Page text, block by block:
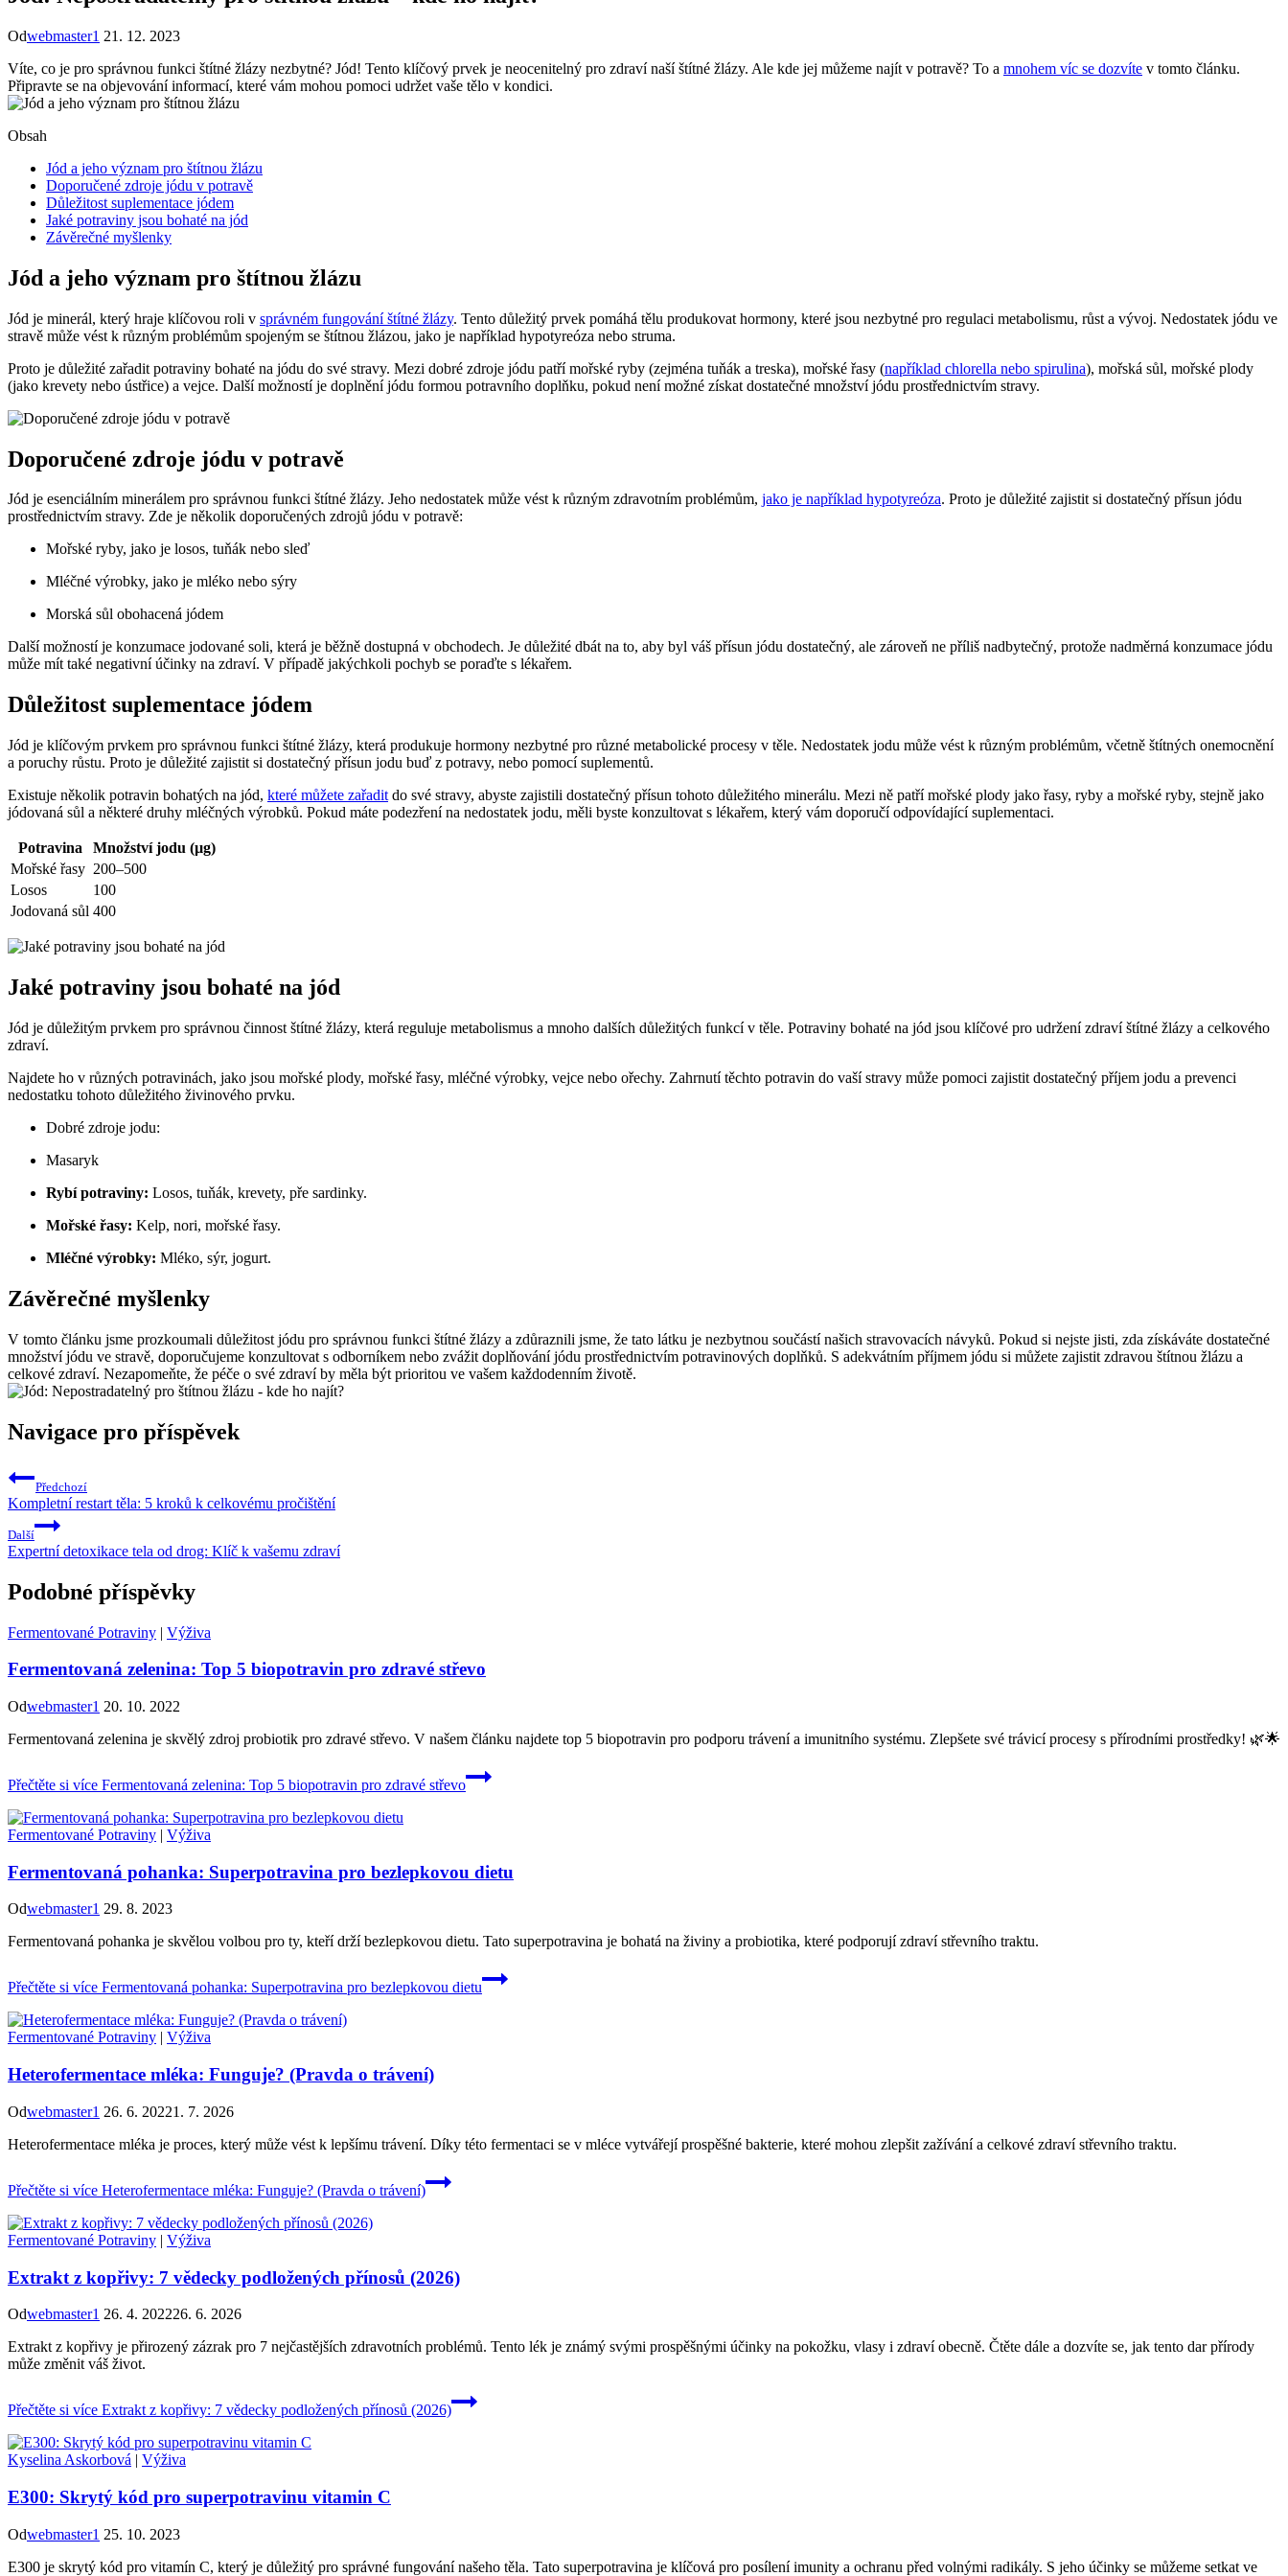
Odwebmaster1 21. 12. 2023
Víte, co je pro správnou funkci štítné žlázy nezbytné?‍ Jód! ‍Tento klíčový prvek je neocenitelný pro zdraví naší štítné žlázy. Ale kde jej můžeme najít v potravě? To a mnohem víc se dozvíte v tomto článku.
Připravte se na objevování informací, které vám mohou pomoci udržet vaše​ tělo v kondici.
Obsah
Jód a jeho význam⁣ pro štítnou žlázu
Doporučené zdroje jódu v potravě
Důležitost suplementace jódem
Jaké potraviny jsou bohaté na jód
Závěrečné​ myšlenky
Jód a jeho význam⁣ pro štítnou žlázu
Jód je minerál, který hraje klíčovou roli⁢ v správném fungování štítné žlázy. Tento důležitý prvek pomáhá tělu produkovat hormony, které jsou nezbytné pro‍ regulaci metabolismu, růst a vývoj. Nedostatek jódu ve
stravě může vést k různým ⁤problémům spojeným se štítnou žlázou, jako ⁢je například hypotyreóza nebo⁣ struma.
Proto je důležité zařadit potraviny bohaté na⁢ jódu do své stravy. Mezi dobré zdroje jódu patří mořské ryby (zejména tuňák a treska), mořské ‍řasy (například chlorella nebo spirulina), mořská sůl, mořské plody
(jako krevety nebo ústřice) a vejce. Další možností je doplnění jódu formou potravního doplňku, pokud není možné získat dostatečné množství jódu ​prostřednictvím stravy.
Doporučené zdroje jódu v potravě
Jód je esenciálním minerálem ⁤pro správnou funkci štítné žlázy. Jeho ‍nedostatek může vést k různým zdravotním problémům,‌ jako je například hypotyreóza. Proto je⁢ důležité zajistit ‌si dostatečný ‍přísun jódu
prostřednictvím stravy. ⁤Zde je několik doporučených zdrojů jódu v potravě:
Mořské ryby, jako‌ je losos, tuňák nebo sleď
Mléčné výrobky, jako ⁢je mléko nebo sýry
Morská sůl obohacená ​jódem
Další možností‍ je konzumace jodované soli,⁣ která je běžně dostupná v obchodech. Je důležité ⁣dbát na to, aby byl váš ⁢přísun jódu dostatečný, ale zároveň ‍ne příliš ​nadbytečný, protože nadměrná konzumace jódu
může mít také⁢ negativní účinky na zdraví. V případě jakýchkoli pochyb se poraďte s lékařem.
Důležitost suplementace jódem
Jód je klíčovým prvkem pro správnou⁢ funkci štítné žlázy, ‌která produkuje hormony nezbytné pro různé metabolické procesy v‌ těle. Nedostatek ⁢jodu může vést k různým problémům, včetně ​štítných ⁤onemocnění
a poruchy růstu. Proto je důležité zajistit si dostatečný přísun jodu buď z potravy, nebo pomocí suplementů.
Existuje několik ⁢potravin bohatých na jód, které můžete zařadit do své stravy, abyste zajistili dostatečný přísun tohoto důležitého minerálu. Mezi ně patří mořské plody⁢ jako řasy,​ ryby a mořské ryby, stejně jako
jódovaná sůl a některé druhy ⁢mléčných ⁢výrobků. Pokud máte podezření na nedostatek jodu, měli byste konzultovat s lékařem, který vám doporučí ⁢odpovídající suplementaci.
Potravina
Množství jodu (µg)
Mořské řasy 200–500
Losos
100
Jodovaná sůl 400
Jaké potraviny jsou bohaté na jód
Jód je důležitým prvkem pro správnou⁢ činnost štítné žlázy, která reguluje metabolismus a mnoho dalších důležitých funkcí v těle. Potraviny bohaté na jód jsou​ klíčové pro udržení zdraví štítné žlázy‌ a celkového
zdraví.
Najdete ho v různých potravinách, jako jsou mořské plody, mořské řasy, mléčné výrobky,‌ vejce nebo ořechy. Zahrnutí těchto potravin do vaší stravy může ‍pomoci zajistit dostatečný příjem jodu ⁤a prevenci
nedostatku tohoto ⁢důležitého živinového prvku.
Dobré zdroje jodu:
Masaryk
Rybí potraviny: Losos, tuňák, krevety, pře sardinky.
Mořské ​řasy: Kelp, nori, mořské řasy.
Mléčné výrobky: Mléko, sýr, jogurt.
Závěrečné​ myšlenky
V tomto článku jsme prozkoumali‍ důležitost jódu pro správnou funkci štítné žlázy a zdůraznili⁤ jsme,⁤ že tato látku je nezbytnou součástí našich stravovacích návyků. Pokud ‍si nejste jisti, zda ​získáváte dostatečné
množství jódu ve stravě, doporučujeme konzultovat‌ s odborníkem‍ nebo zvážit doplňování jódu prostřednictvím potravinových doplňků. S adekvátním příjmem⁢ jódu si můžete zajistit zdravou ⁤štítnou žlázu a
celkové ⁢zdraví. ‌Nezapomeňte, že péče o své zdraví by měla být prioritou ve vašem každodenním životě.
Navigace pro příspěvek
Předchozí
Kompletní restart těla: 5 kroků k celkovému pročištění
Další
Expertní detoxikace tela od drog: Klíč k vašemu zdraví
Podobné příspěvky
Fermentované Potraviny | Výživa
Fermentovaná zelenina: Top 5 biopotravin pro zdravé střevo
Odwebmaster1 20. 10. 2022
Fermentovaná zelenina je skvělý zdroj probiotik pro zdravé střevo. V našem článku najdete top 5 biopotravin pro podporu trávení a imunitního systému. Zlepšete své trávicí procesy s přírodními prostředky! 🌿🌟
Přečtěte si více Fermentovaná zelenina: Top 5 biopotravin pro zdravé střevo
Fermentované Potraviny | Výživa
Fermentovaná pohanka: Superpotravina pro bezlepkovou dietu
Odwebmaster1 29. 8. 2023
Fermentovaná pohanka je skvělou volbou pro ty, kteří drží bezlepkovou dietu. Tato superpotravina je bohatá na živiny a probiotika, které podporují zdraví střevního traktu.
Přečtěte si více Fermentovaná pohanka: Superpotravina pro bezlepkovou dietu
Fermentované Potraviny | Výživa
Heterofermentace mléka: Funguje? (Pravda o trávení)
Odwebmaster1 26. 6. 20221. 7. 2026
Heterofermentace mléka je proces, který může vést k lepšímu trávení. Díky této fermentaci se v mléce vytvářejí prospěšné bakterie, které mohou zlepšit zažívání a celkové zdraví střevního traktu.
Přečtěte si více Heterofermentace mléka: Funguje? (Pravda o trávení)
Fermentované Potraviny | Výživa
Extrakt z kopřivy: 7 vědecky podložených přínosů (2026)
Odwebmaster1 26. 4. 202226. 6. 2026
Extrakt z kopřivy je přirozený zázrak pro 7 nejčastějších zdravotních problémů. Tento lék je známý svými prospěšnými účinky na pokožku, vlasy i zdraví obecně. Čtěte dále a dozvíte se, jak tento dar přírody
může změnit váš život.
Přečtěte si více Extrakt z kopřivy: 7 vědecky podložených přínosů (2026)
Kyselina Askorbová | Výživa
E300: Skrytý kód pro superpotravinu vitamin C
Odwebmaster1 25. 10. 2023
E300 je skrytý kód pro vitamín C, který je důležitý pro správné fungování našeho těla. Tato superpotravina je klíčová pro posílení imunity a ochranu před volnými radikály. S jeho účinky se můžeme setkat ve